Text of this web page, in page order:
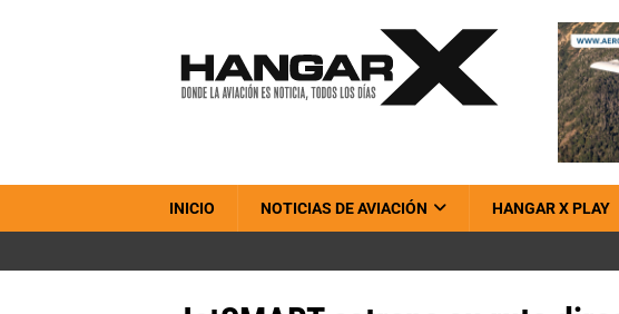
INICIO NOTICIAS DE AVIACIÓN HANGAR X PLAY